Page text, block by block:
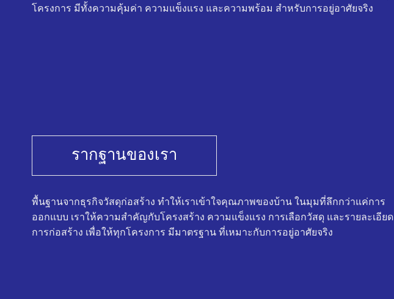
โครงการ มีทั้งความคุ้มค่า ความแข็งแรง และความพร้อม สำหรับการอยู่อาศัยจริง
รากฐานของเรา
พื้นฐานจากธุรกิจวัสดุก่อสร้าง ทำให้เราเข้าใจคุณภาพของบ้าน ในมุมที่ลึกกว่าแค่การ
ออกแบบ เราให้ความสำคัญกับโครงสร้าง ความแข็งแรง การเลือกวัสดุ และรายละเอียด
การก่อสร้าง เพื่อให้ทุกโครงการ มีมาตรฐาน ที่เหมาะกับการอยู่อาศัยจริง